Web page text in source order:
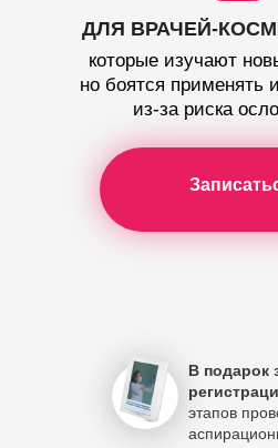
В подарок
этапов
ДЛЯ ВРАЧЕЙ-
которые изучают
но боятся применять
из-за риска